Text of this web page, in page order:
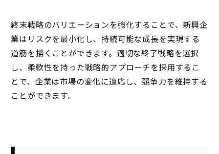
終末戦略のバリエーションを強化することで、新興企
業はリスクを最小化し、持続可能な成長を実現する
道筋を描くことができます。適切な終了戦略を選択
し、柔軟性を持った戦略的アプローチを採用するこ
とで、企業は市場の変化に適応し、競争力を維持する
ことができます。